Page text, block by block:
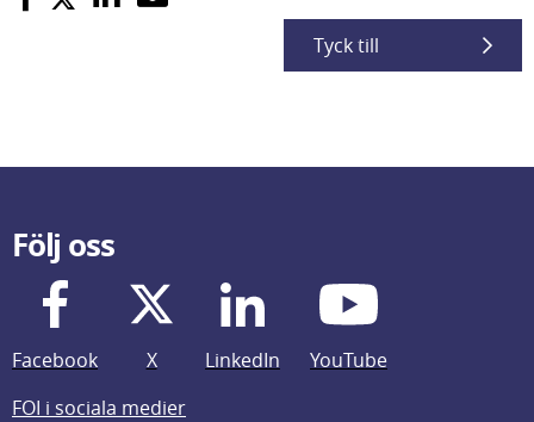
Tyck till
Följ oss
Facebook X LinkedIn
YouTube
FOI i sociala medier